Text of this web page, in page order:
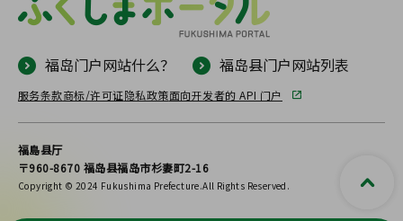
福岛门户网站什么？ 福岛县门户网站列表
服务条款商标/许可证隐私政策面向开发者的 API 门户
福島县厅
〒960-8670 福岛县福岛市杉妻町2-16
Copyright © 2024 Fukushima Prefecture.All Rights Reserved.